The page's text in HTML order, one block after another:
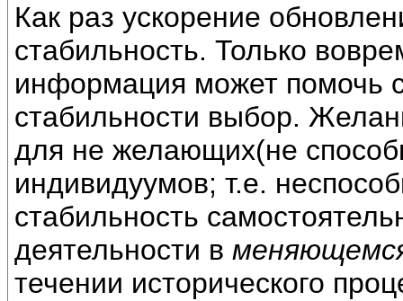
Как раз ускорение
стабильность. Только
информация может помочь
стабильности выбор.
для не желающих(не
индивидуумов; т.е.
стабильность
деятельности в
течении исторического